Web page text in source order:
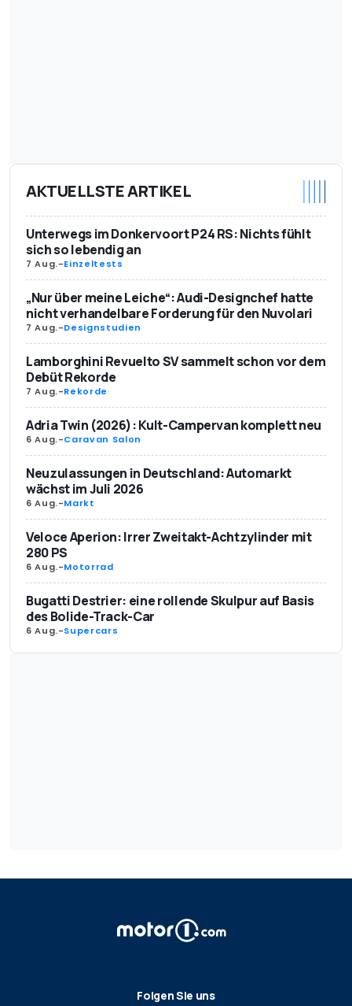
AKTUELLSTE ARTIKEL
Unterwegs im Donkervoort P24 RS: Nichts fühlt
sich so lebendig an
7 Aug.-Einzeltests
„Nur über meine Leiche“: Audi-Designchef hatte
nicht verhandelbare Forderung für den Nuvolari
7 Aug.-Designstudien
Lamborghini Revuelto SV sammelt schon vor dem
Debüt Rekorde
7 Aug.-Rekorde
Adria Twin (2026): Kult-Campervan komplett neu
6 Aug.-Caravan Salon
Neuzulassungen in Deutschland: Automarkt
wächst im Juli 2026
6 Aug.-Markt
Veloce Aperion: Irrer Zweitakt-Achtzylinder mit
280 PS
6 Aug.-Motorrad
Bugatti Destrier: eine rollende Skulpur auf Basis
des Bolide-Track-Car
6 Aug.-Supercars
Folgen Sie uns